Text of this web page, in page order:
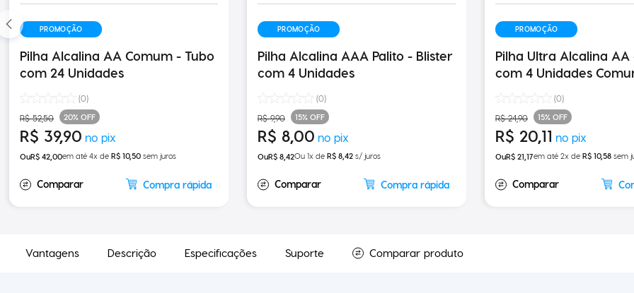
PROMOÇÃO
Pilha Alcalina AA Comum - Tubo
com 24 Unidades
(0)
R$ 52,50 20% OFF
R$ 39,90
R$ 42 00em até 4x de R$ 10,50 sem juros
Compra rápida
PROMOÇÃO
Pilha Alcalina AAA Palito - Blister
com 4 Unidades
(0)
R$ 9,90 15% OFF
R$ 8 00
R$ 8 42Ou 1x de R$ 8 42 s/ juros
Compra rápida
PROMOÇÃO
Pilha Ultra Alcalina AA – Cartela
com 4 Unidades
(0)
R$ 24,90 15% OFF
R$ 20 11
R$ 21 17em até 2x de R$ 10,58 sem
Vantagens Descrição Especificações Suporte Comparar produto